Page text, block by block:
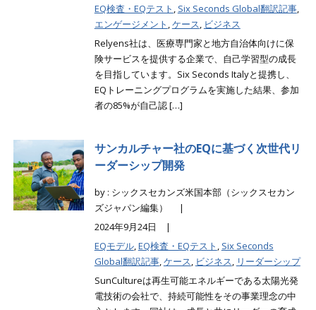
EQ検査・EQテスト , Six Seconds Global翻訳記事,
エンゲージメント ,ケース, ビジネス
Relyens社は、医療専門家と地方自治体向けに保
険サービスを提供する企業で、自己学習型の成長
を目指しています。Six Seconds Italyと提携し、
EQトレーニングプログラムを実施した結果、参加
者の85%が自己認 […]
サンカルチャー社のEQに基づく次世代リ
ーダーシップ開発
by : シックスセカンズ米国本部（シックスセカン
ズジャパン編集） |
2024年9月24日 |
EQモデル, EQ検査・EQテスト Six Seconds
Global翻訳記事, ケース ビジネス
リーダーシップ
SunCultureは再生可能エネルギーである太陽光発
電技術の会社で、持続可能性をその事業理念の中